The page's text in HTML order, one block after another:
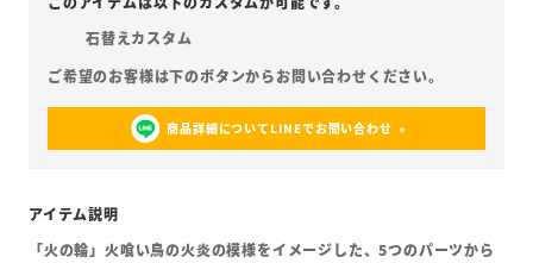
石替えカスタム
商品詳細についてLINEでお問い合わせ
「火の輪」火喰い鳥の火炎の模様をイメージした、5つのパーツから